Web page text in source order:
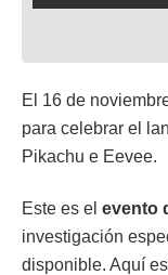
El 16 de
para celebrar el
Pikachu e Eevee.
Este es el evento
investigación
disponible. Aquí